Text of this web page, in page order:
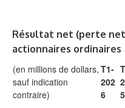
Résultat net (perte
actionnaires ordinaires
(en millions de dollars,
sauf indication
contraire)
T1-
202
6
5